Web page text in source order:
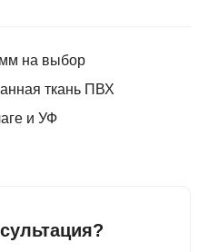
на выбор
ткань ПВХ
и УФ